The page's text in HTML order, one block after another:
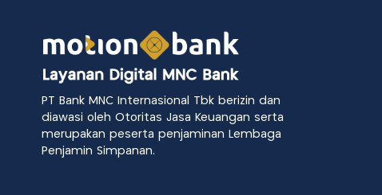
PT Bank MNC Internasional Tbk berizin dan
diawasi oleh Otoritas Jasa Keuangan serta
merupakan peserta penjaminan Lembaga
Penjamin Simpanan.